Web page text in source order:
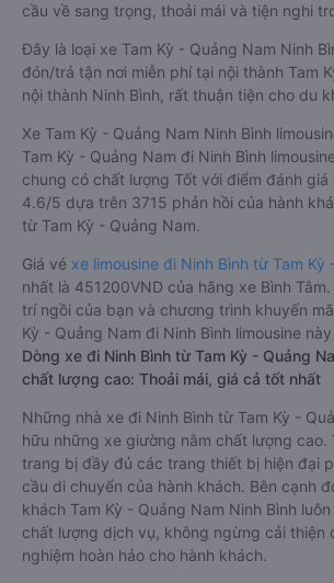
cầu về sang trọng, thoải mái và tiện nghi
Đây là loại xe Tam Kỳ - Quảng Nam Ninh
đón/trả tận nơi miễn phí tại nội thành Tam
nội thành Ninh Bình, rất thuận tiện cho du
Xe Tam Kỳ - Quảng Nam Ninh Bình
Tam Kỳ - Quảng Nam đi Ninh Bình
chung có chất lượng Tốt với điểm đánh
4.6/5 dựa trên 3715 phản hồi của hành
từ Tam Kỳ - Quảng Nam.
Giá vé xe limousine đi Ninh Bình từ Tam Kỳ
nhất là 451200VND của hãng xe Bình
trí ngồi của bạn và chương trình khuyến
Kỳ - Quảng Nam đi Ninh Bình limousine
Dòng xe đi Ninh Bình từ Tam Kỳ - Quảng
chất lượng cao: Thoải mái, giá cả tốt nhất
Những nhà xe đi Ninh Bình từ Tam Kỳ -
hữu những xe giường nằm chất lượng cao.
trang bị đầy đủ các trang thiết bị hiện đại
cầu di chuyển của hành khách. Bên cạnh
khách Tam Kỳ - Quảng Nam Ninh Bình
chất lượng dịch vụ, không ngừng cải thiện
nghiệm hoàn hảo cho hành khách.